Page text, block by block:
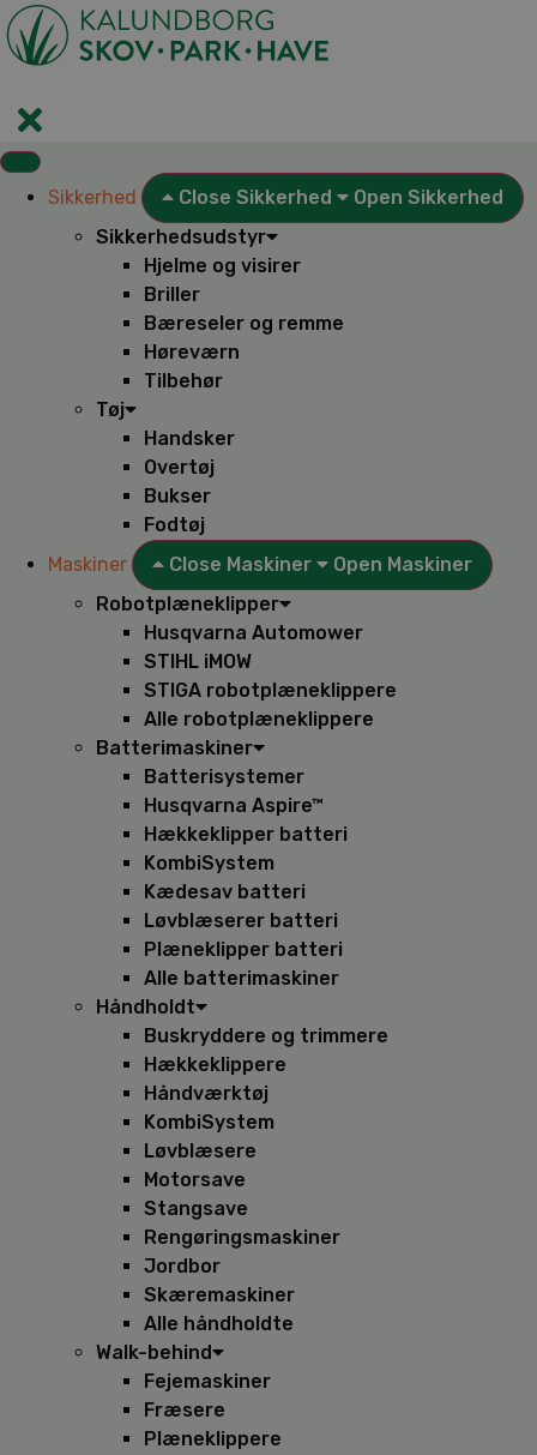
Videre
til
indhold
Sikkerhed Close Sikkerhed
Open Sikkerhed
Sikkerhedsudstyr
Hjelme og visirer
Briller
Bæreseler og remme
Høreværn
Tilbehør
Tøj
Handsker
Overtøj
Bukser
Fodtøj
Maskiner
Close Maskiner
Open Maskiner
Robotplæneklipper
Husqvarna Automower
STIHL iMOW
STIGA robotplæneklippere
Alle robotplæneklippere
Batterimaskiner
Batterisystemer
Husqvarna Aspire™
Hækkeklipper batteri
KombiSystem
Kædesav batteri
Løvblæserer batteri
Plæneklipper batteri
Alle batterimaskiner
Håndholdt
Buskryddere og trimmere
Hækkeklippere
Håndværktøj
KombiSystem
Løvblæsere
Motorsave
Stangsave
Rengøringsmaskiner
Jordbor
Skæremaskiner
Alle håndholdte
Walk-behind
Fejemaskiner
Fræsere
Plæneklippere